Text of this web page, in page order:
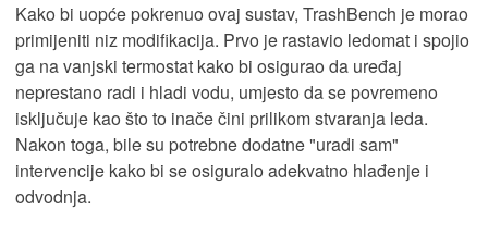
Kako bi uopće pokrenuo ovaj sustav, TrashBench je morao
primijeniti niz modifikacija. Prvo je rastavio ledomat i spojio
ga na vanjski termostat kako bi osigurao da uređaj
neprestano radi i hladi vodu, umjesto da se povremeno
isključuje kao što to inače čini prilikom stvaranja leda.
Nakon toga, bile su potrebne dodatne "uradi sam"
intervencije kako bi se osiguralo adekvatno hlađenje i
odvodnja.